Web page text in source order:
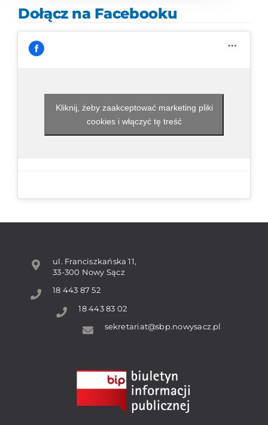
Dołącz na Facebooku
Kliknij, żeby zaakceptować marketing pliki
cookies i włączyć tę treść
ul. Franciszkańska 11,
33-300 Nowy Sącz
18 443 87 52
18 443 83 02
sekretariat@sbp.nowysacz.pl